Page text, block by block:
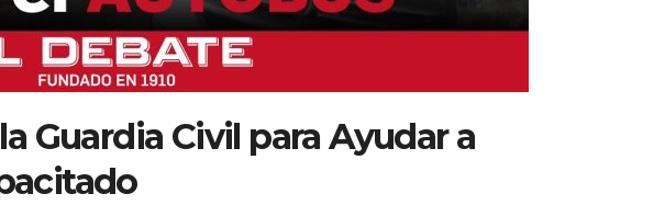
Guardia Civil para Ayudar a